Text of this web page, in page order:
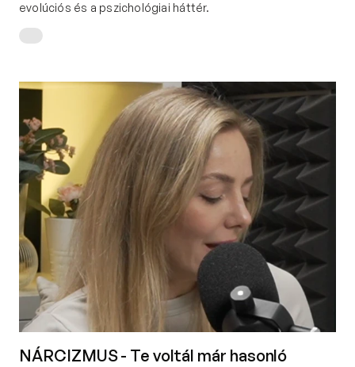
evolúciós és a pszichológiai háttér.
NÁRCIZMUS - Te voltál már hasonló